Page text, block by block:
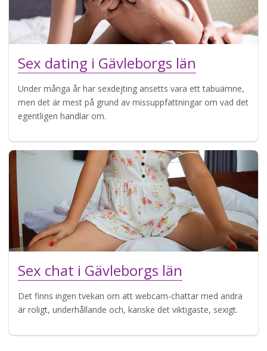
Sex dating i Gävleborgs län
Under många år har sexdejting ansetts vara ett tabuämne,
men det är mest på grund av missuppfattningar om vad det
egentligen handlar om.
Sex chat i Gävleborgs län
Det finns ingen tvekan om att webcam-chattar med andra
är roligt, underhållande och, kanske det viktigaste, sexigt.